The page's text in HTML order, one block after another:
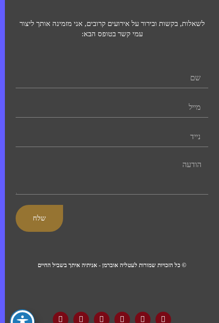
לשאלות, בקשות ובירור על אירועים קרובים, אני מזמינה אותך ליצור
עמי קשר בטופס הבא:
שלח
© כל הזכויות שמורות לעטליה אוברמן - אניתיה איתך בשביל החיים